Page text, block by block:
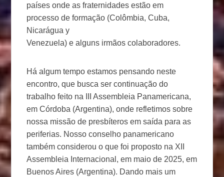
países onde as fraternidades estão em
processo de formação (Colômbia, Cuba,
Nicarágua y
Venezuela) e alguns irmãos colaboradores.
Há algum tempo estamos pensando neste
encontro, que busca ser continuação do
trabalho feito na III Assembleia Panamericana,
em Córdoba (Argentina), onde refletimos sobre
nossa missão de presbíteros em saída para as
periferias. Nosso conselho panamericano
também considerou o que foi proposto na XII
Assembleia Internacional, em maio de 2025, em
Buenos Aires (Argentina). Dando mais um